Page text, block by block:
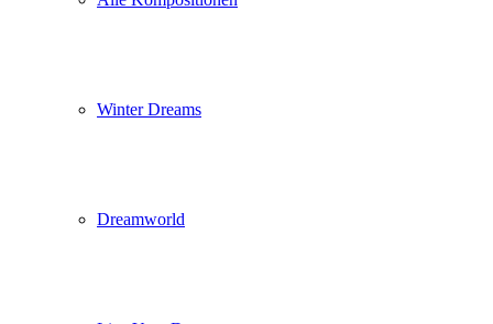
Winter Dreams
Dreamworld